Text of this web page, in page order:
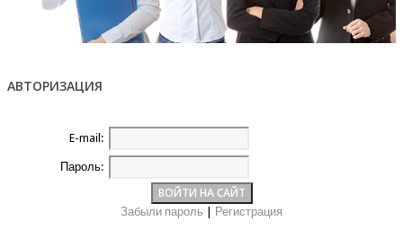
АВТОРИЗАЦИЯ
E-mail:
Пароль:
Забыли пароль Регистрация